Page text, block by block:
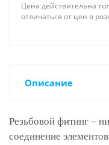
Цена действительна
отличаться от цен в
Описание
Резьбовой фитинг –
соединение